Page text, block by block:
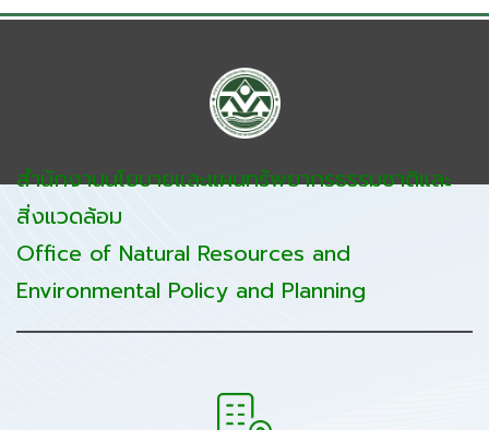
สำนักงานนโยบายและแผนทรัพยากรธรรมชาติและ
สิ่งแวดล้อม
Office of Natural Resources and
Environmental Policy and Planning